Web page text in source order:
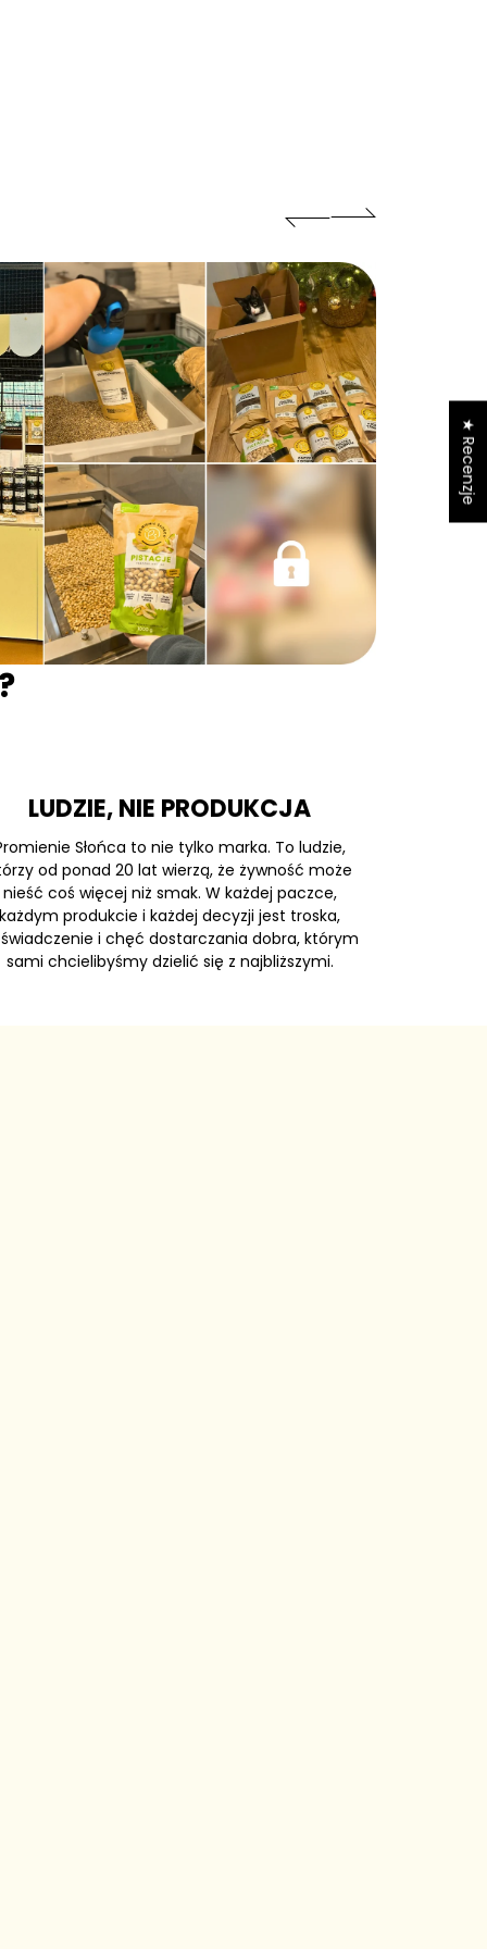
LUDZIE, NIE PRODUKCJA
Słońca to nie tylko marka. To ludzie,
od ponad 20 lat wierzą, że żywność może
nieść coś więcej niż smak. W każdej paczce,
każdym produkcie i każdej decyzji jest troska,
i chęć dostarczania dobra, którym
sami chcielibyśmy dzielić się z najbliższymi.
★ Recenzje